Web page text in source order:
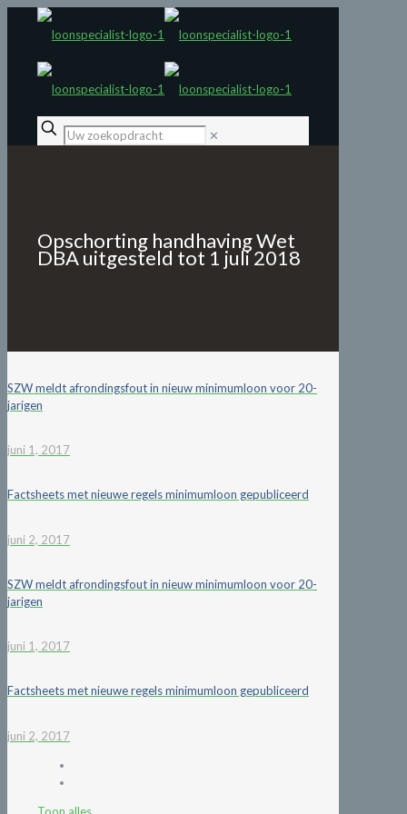
✕
Opschorting handhaving Wet
DBA uitgesteld tot 1 juli 2018
SZW meldt afrondingsfout in nieuw minimumloon voor 20-
jarigen
juni 1, 2017
Factsheets met nieuwe regels minimumloon gepubliceerd
juni 2, 2017
SZW meldt afrondingsfout in nieuw minimumloon voor 20-
jarigen
juni 1, 2017
Factsheets met nieuwe regels minimumloon gepubliceerd
juni 2, 2017
Toon alles